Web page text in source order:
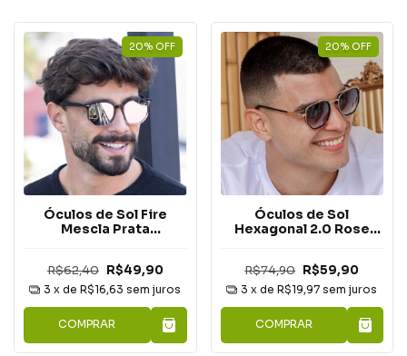
20% OFF
Óculos de Sol Fire
Mescla Prata
R$62,40 R$49,90
3 x deR$16,63 sem juros
COMPRAR
20% OFF
Óculos de Sol
Hexagonal 2.0 Rose
R$74,90 R$59,90
3 x deR$19,97 sem juros
COMPRAR